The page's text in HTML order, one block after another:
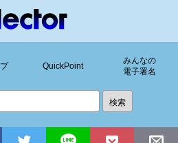
QuickPoint
みんなの
電子署名